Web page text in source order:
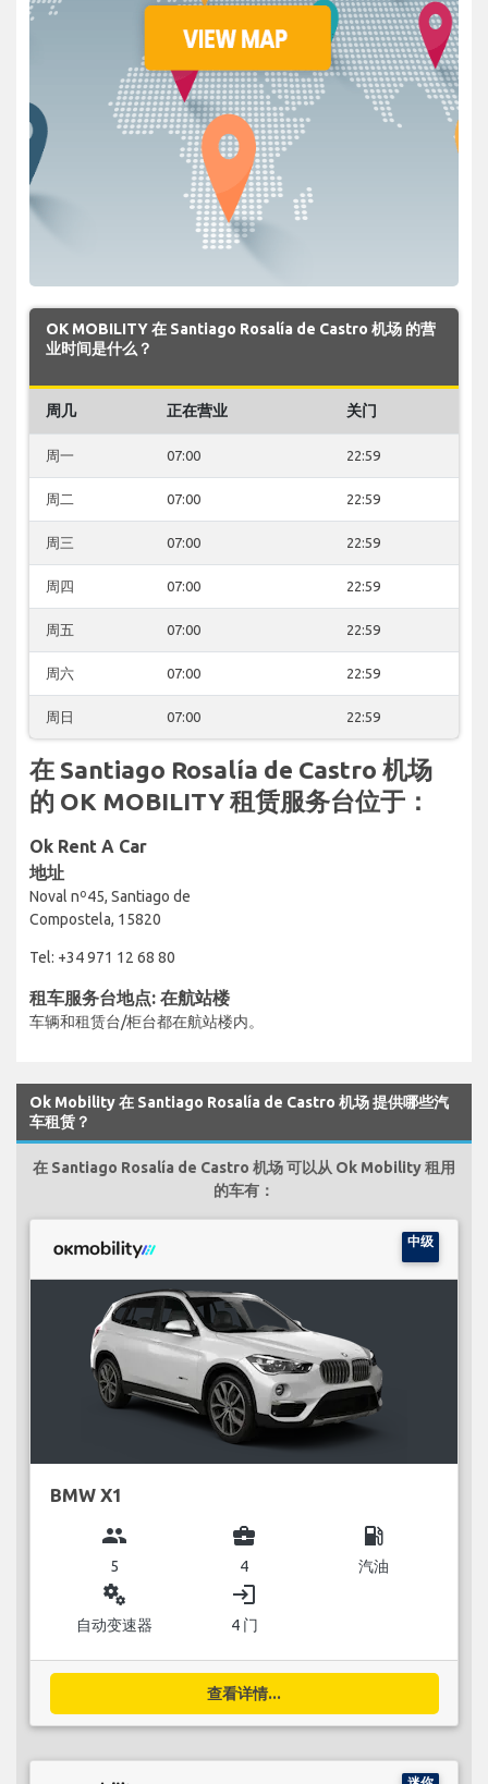
OK MOBILITY 在 Santiago Rosalía de Castro 机场 的营
业时间是什么？
周几 正在营业 关门
周一 07:00 22:59
周二 07:00 22:59
周三 07:00 22:59
周四 07:00 22:59
周五 07:00 22:59
周六 07:00 22:59
周日 07:00 22:59
在 Santiago Rosalía de Castro 机场
的 OK MOBILITY 租赁服务台位于：
Ok Rent A Car
地址
Noval nº45, Santiago de
Compostela, 15820
Tel: +34 971 12 68 80
租车服务台地点: 在航站楼
车辆和租赁台/柜台都在航站楼内。
Ok Mobility 在 Santiago Rosalía de Castro 机场 提供哪些汽
车租赁？
在 Santiago Rosalía de Castro 机场 可以从 Ok Mobility 租用
的车有：
中级
BMW X1
group
5
business_center
4
local_gas_station
汽油
miscellaneous_services
自动变速器
login
4 门
查看详情...